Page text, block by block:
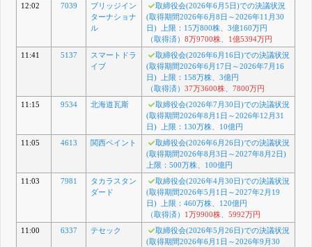
12:02
7039
ブリッジイン
ターナショナ
ル
取締役会(2026年6月5日)での決議状況
(取得期間2026年6月8日～2026年11月30
日) 上限：15万800株、3億160万円
（取得済） 8万9700株、
1億5394万円
11:41
5137
スマートドラ
イブ
取締役会(2026年6月16日)での決議状況
(取得期間2026年6月17日～2026年7月16
日) 上限：158万株、3億円
（取得済） 37万3600株、 7800万円
11:15
9534 北海道瓦斯
取締役会(2026年7月30日)での決議状況
(取得期間2026年8月1日～2026年12月31
日) 上限：130万株、10億円
11:05
4613 関西ペイント
取締役会(2026年6月26日)での決議状況
(取得期間2026年8月3日～2027年8月2日)
上限：500万株、100億円
11:03
7981
タカラスタン
ダード
取締役会(2026年4月30日)での決議状況
(取得期間2026年5月1日～2027年2月19
日) 上限：460万株、120億円
（取得済）
1万9900株、 5992万円
11:00
6337 テセック
取締役会(2026年5月26日)での決議状況
(取得期間2026年6月1日～2026年9月30